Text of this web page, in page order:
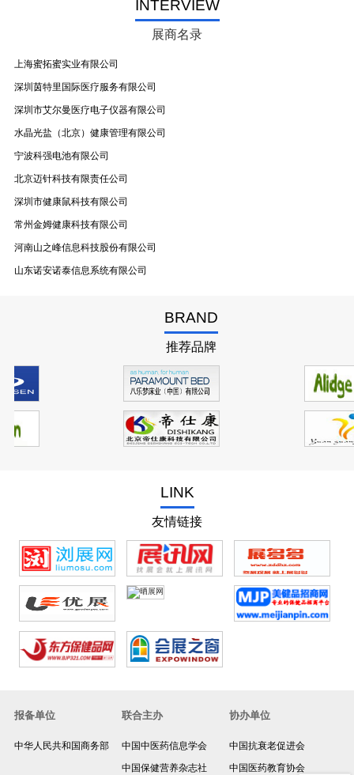
泛太平洋设计集团有限公司
INTERVIEW
展商名录
上海蜜拓蜜实业有限公司
深圳茵特里国际医疗服务有限公司
深圳市艾尔曼医疗电子仪器有限公司
水晶光盐（北京）健康管理有限公司
宁波科强电池有限公司
北京迈针科技有限责任公司
深圳市健康鼠科技有限公司
常州金姆健康科技有限公司
河南山之峰信息科技股份有限公司
山东诺安诺泰信息系统有限公司
BRAND
推荐品牌
LINK
友情链接
报备单位
中华人民共和国商务部
联合主办
中国中医药信息学会
中国保健营养杂志社
协办单位
中国抗衰老促进会
中国医药教育协会